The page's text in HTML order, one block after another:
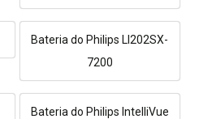
Bateria do Philips LI202SX-
7200
Bateria do Philips IntelliVue